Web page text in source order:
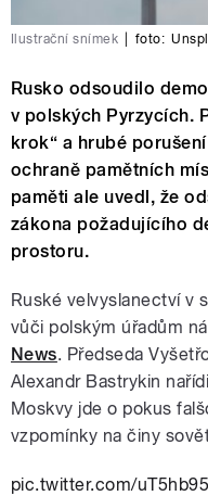
Ilustrační snímek foto:
Rusko odsoudilo
v polských Pyrzycích.
krok“ a hrubé
ochraně pamětních
paměti ale uvedl, že
zákona požadujícího
prostoru.
Ruské velvyslanectví v
vůči polským úřadům
News. Předseda
Alexandr Bastrykin
Moskvy jde o pokus
vzpomínky na činy
pic.twitter.com/